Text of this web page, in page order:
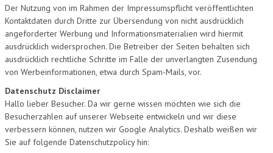
Der Nutzung von im Rahmen der Impressumspflicht veröffentlichten
Kontaktdaten durch Dritte zur Übersendung von nicht ausdrücklich
angeforderter Werbung und Informationsmaterialien wird hiermit
ausdrücklich widersprochen. Die Betreiber der Seiten behalten sich
ausdrücklich rechtliche Schritte im Falle der unverlangten Zusendung
von Werbeinformationen, etwa durch Spam-Mails, vor.
Datenschutz Disclaimer
Hallo lieber Besucher. Da wir gerne wissen möchten wie sich die
Besucherzahlen auf unserer Webseite entwickeln und wir diese
verbessern können, nutzen wir Google Analytics. Deshalb weißen wir
Sie auf folgende Datenschutzpolicy hin: